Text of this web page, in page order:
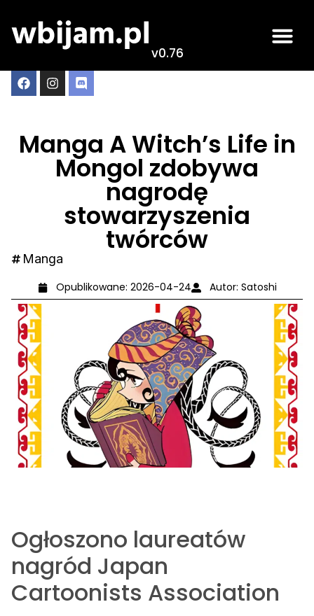
v0.76
Manga A Witch’s Life in
Mongol zdobywa
nagrodę
stowarzyszenia
twórców
Manga
Opublikowane: 2026-04-24 Autor: Satoshi
Ogłoszono laureatów
nagród Japan
Cartoonists Association